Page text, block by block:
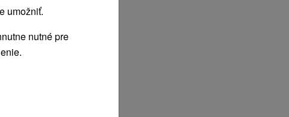
umožniť.
nutné pre